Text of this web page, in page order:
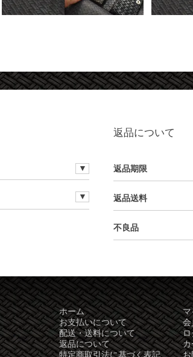
返品について
返品期限
返品送料
不良品
ホーム
お支払いについて
配送・送料について
返品について
特定商取引法に基づく表記
マ
会
ロ
カ
お